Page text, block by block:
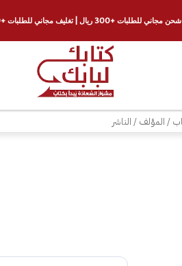
| شحن مجاني للطلبات +300 ريال | تغليف مجاني للطلبات +150 ريال |